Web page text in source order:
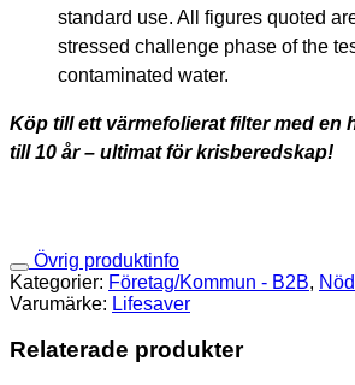
standard use. All figures quoted
stressed challenge phase of the
contaminated water.
Köp till ett värmefolierat filter med en
till 10 år – ultimat för krisberedskap!
Övrig produktinfo
Kategorier: Företag/Kommun - B2B,
Varumärke: Lifesaver
Relaterade produkter